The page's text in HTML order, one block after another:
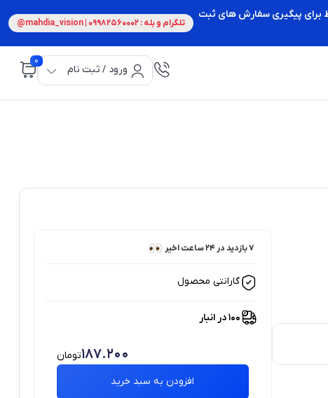
برای پیگیری سفارش های ثبت
تلگرام و بله : 09982560002 | mahdia_vision@
ورود / ثبت نام
0
7 بازدید در ۲۴ ساعت اخیر
گارانتی محصول
100 در انبار
افزودن به سبد خرید
187.200تومان